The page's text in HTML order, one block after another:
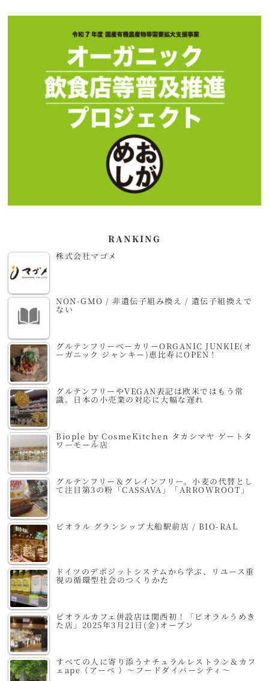
RANKING
株式会社マゴメ
NON-GMO / 非遺伝子組み換え / 遺伝子組換えで
ない
グルテンフリーベーカリーORGANIC JUNKIE(オ
ーガニック ジャンキー)恵比寿にOPEN！
グルテンフリーやVEGAN表記は欧米ではもう常
識。日本の小売業の対応に大幅な遅れ
Biople by CosmeKitchen タカシマヤ ゲートタ
ワーモール店
グルテンフリー＆グレインフリー。小麦の代替とし
て注目第3の粉「CASSAVA」「ARROWROOT」
ビオラル グランシップ大船駅前店 / BIO-RAL
ドイツのデポジットシステムから学ぶ、リユース重
視の循環型社会のつくりかた
ビオラルカフェ併設店は関西初！「ビオラルうめき
た店」2025年3月21日(金)オープン
すべての人に寄り添うナチュラルレストラン＆カフ
ェape（アーペ ）～フードダイバーシティ～